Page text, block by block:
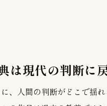
は現代の判断に
、人間の判断がどこで揺れ